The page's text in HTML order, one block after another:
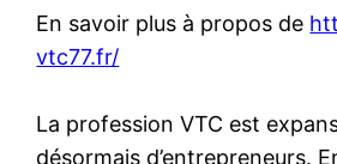
En savoir plus à propos de
vtc77.fr/
La profession VTC est
désormais d’entrepreneurs.